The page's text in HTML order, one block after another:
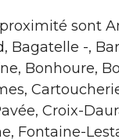
sont
Bagatelle -,
Bonhoure,
Croix-
Fontaine-